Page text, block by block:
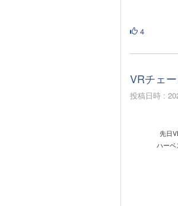
4
VRチェ
投稿日時 :
先日
ハーベ